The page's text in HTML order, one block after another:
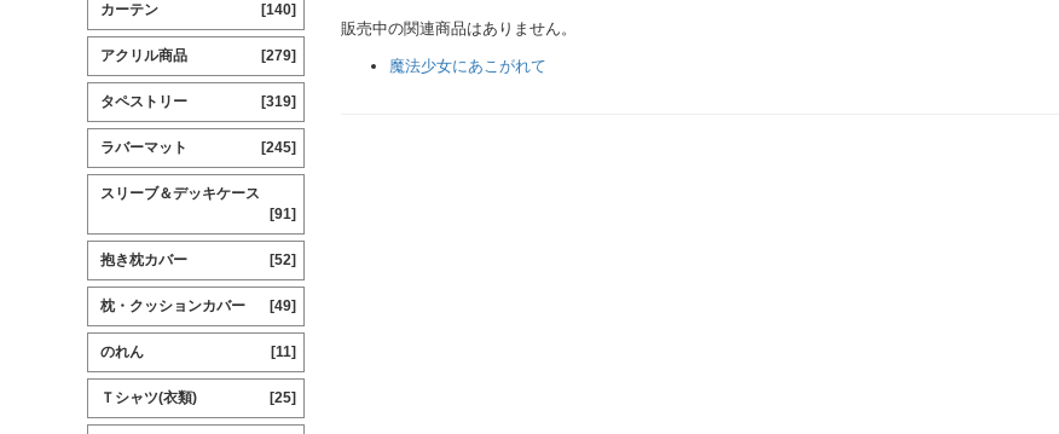
販売中の関連商品はありません。
魔法少女にあこがれて
カーテン [140]
アクリル商品 [279]
タペストリー [319]
ラバーマット [245]
スリーブ＆デッキケース
[91]
抱き枕カバー [52]
枕・クッションカバー [49]
のれん [11]
Ｔシャツ(衣類) [25]